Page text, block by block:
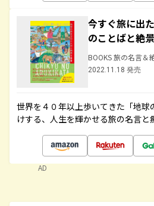
今すぐ旅に出
のことばと絶
BOOKS 旅の名言＆
2022.11.18 発売
世界を４０年以上歩いてきた「地球
けする、人生を輝かせる旅の名言と
AD